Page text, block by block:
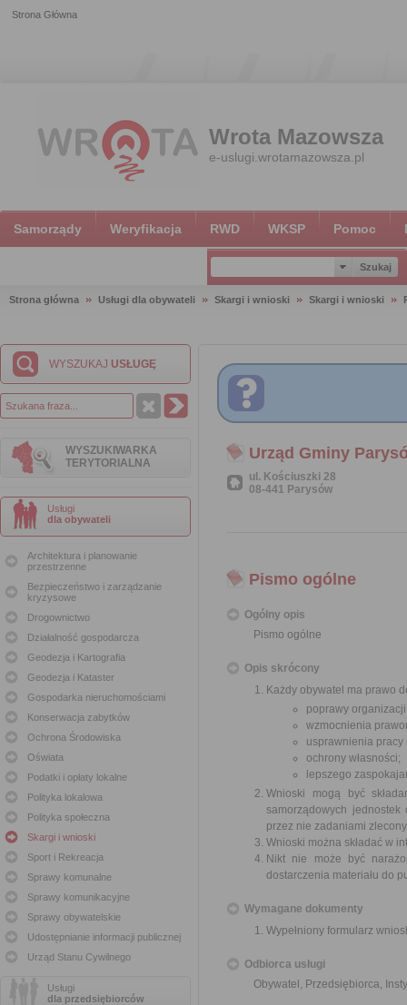
Strona Główna
Wrota Mazowsza
e-uslugi.wrotamazowsza.pl
Samorządy Weryfikacja RWD WKSP Pomoc
Strona główna Usługi dla obywateli Skargi i wnioski Skargi i wnioski
WYSZUKAJ USŁUGĘ
WYSZUKIWARKA
TERYTORIALNA
Usługi
dla obywateli
Architektura i planowanie
przestrzenne
Bezpieczeństwo i zarządzanie
kryzysowe
Drogownictwo
Działalność gospodarcza
Geodezja i Kartografia
Geodezja i Kataster
Gospodarka nieruchomościami
Konserwacja zabytków
Ochrona Środowiska
Oświata
Podatki i opłaty lokalne
Polityka lokalowa
Polityka społeczna
Skargi i wnioski
Sport i Rekreacja
Sprawy komunalne
Sprawy komunikacyjne
Sprawy obywatelskie
Udostępnianie informacji publicznej
Urząd Stanu Cywilnego
Usługi
dla przedsiębiorców
Urząd Gminy
ul. Kościuszki 28
08-441 Parysów
Pismo ogólne
Ogólny opis
Pismo ogólne
Opis skrócony
Każdy obywatel ma prawo
poprawy
wzmocnienia
usprawnienia
ochrony własności;
lepszego
Wnioski mogą być
samorządowych
przez nie zadaniami
Wnioski można składać w
Nikt nie może być
dostarczenia materiału do
Wymagane dokumenty
Wypełniony formularz
Odbiorca usługi
Obywatel, Przedsiębiorca,